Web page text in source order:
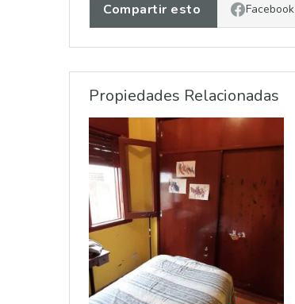
Compartir esto Facebook
Propiedades Relacionadas